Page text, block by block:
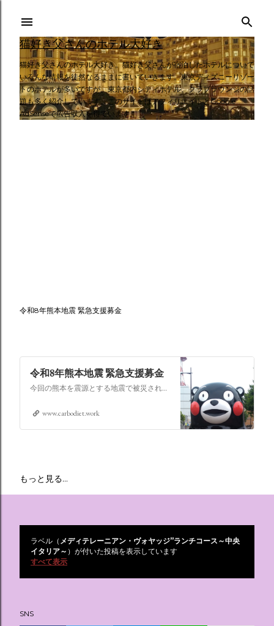
スキップしてメイン コンテンツに移動
猫好き父さんのホテル大好き
猫好き父さんのホテル大好き。猫好き父さんが宿泊したホテルについて
いろんな情報を徒然なるままに書いていきます。東京ディズニーリゾー
トのホテルが多いですが、東京都内シティホテル、クラブラウンジの話
題も多く紹介しています。このサイトはアフィリエイトとGoogle
AdSenseで広告収入を得ています。
令和8年熊本地震 緊急支援募金
令和8年熊本地震 緊急支援募金
今回の熊本を震源とする地震で被災された皆さままだまだ余震も続き大変な時間を過ごされていると思います。心よりお見舞い申し上げます
www.carbodiet.work
もっと見る…
投
稿
ラベル（ メディテレーニアン・ヴォヤッジ”ランチコース～中央
イタリア～ ）が付いた投稿を表示しています
すべて表示
SNS